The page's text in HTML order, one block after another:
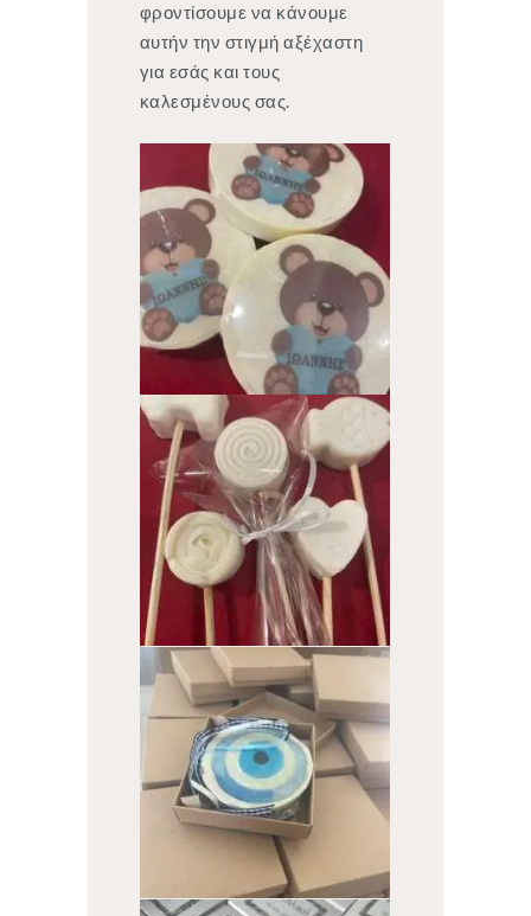
φροντίσουμε να κάνουμε
αυτήν την στιγμή αξέχαστη
για εσάς και τους
καλεσμένους σας.